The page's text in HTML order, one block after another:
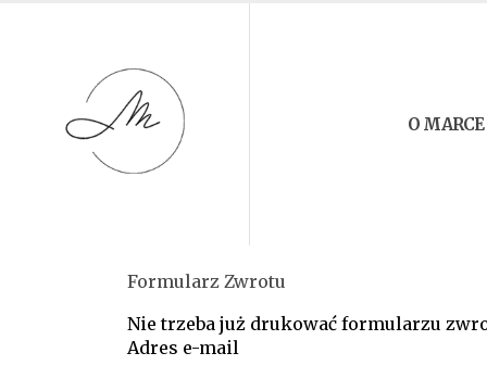
O MARCE
Formularz Zwrotu
Nie trzeba już drukować formularzu
Adres e-mail